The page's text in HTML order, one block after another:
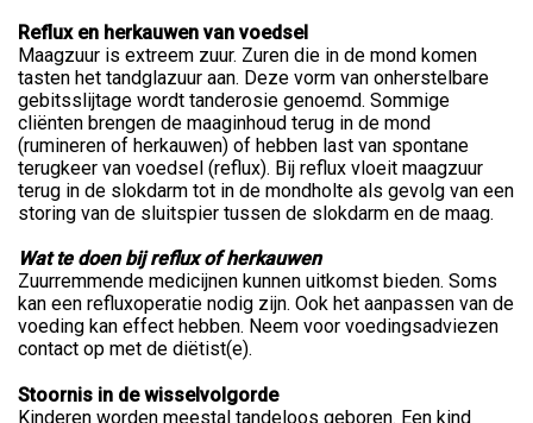
Reflux en herkauwen van voedsel
Maagzuur is extreem zuur. Zuren die in de mond komen
tasten het tandglazuur aan. Deze vorm van onherstelbare
gebitsslijtage wordt tanderosie genoemd. Sommige
cliënten brengen de maaginhoud terug in de mond
(rumineren of herkauwen) of hebben last van spontane
terugkeer van voedsel (reflux). Bij reflux vloeit maagzuur
terug in de slokdarm tot in de mondholte als gevolg van een
storing van de sluitspier tussen de slokdarm en de maag.
Wat te doen bij reflux of herkauwen
Zuurremmende medicijnen kunnen uitkomst bieden. Soms
kan een refluxoperatie nodig zijn. Ook het aanpassen van de
voeding kan effect hebben. Neem voor voedingsadviezen
contact op met de diëtist(e).
Stoornis in de wisselvolgorde
Kinderen worden meestal tandeloos geboren. Een kind